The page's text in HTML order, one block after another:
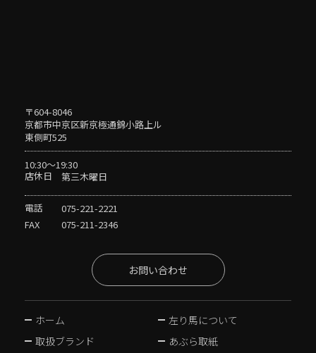
〒604-8046
京都市中京区新京極通錦小路上ル
東側町525
10:30〜19:30
店休日
第三木曜日
電話
075-221-2221
FAX
075-211-2346
お問い合わせ
ホーム
左り馬について
取扱ブランド
あぶら取紙